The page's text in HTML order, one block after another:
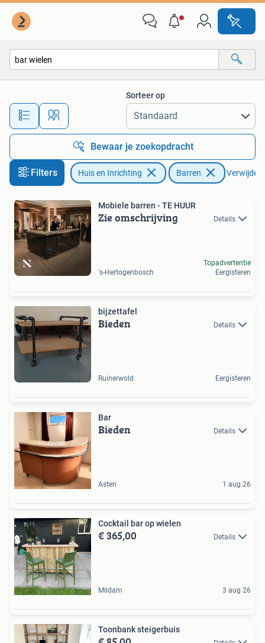
Alle afstanden…
Sorteer op
Bewaar je zoekopdracht
Filters Huis en Inrichting Barren Verwijder
Mobiele barren - TE HUUR
Zie omschrijving Details
's-Hertogenbosch
Topadvertentie
Eergisteren
bijzettafel
Bieden Details
Ruinerwold Eergisteren
Bar
Bieden Details
Asten 1 aug 26
Cocktail bar op wielen
€ 365,00 Details
Mildam 3 aug 26
Toonbank steigerbuis